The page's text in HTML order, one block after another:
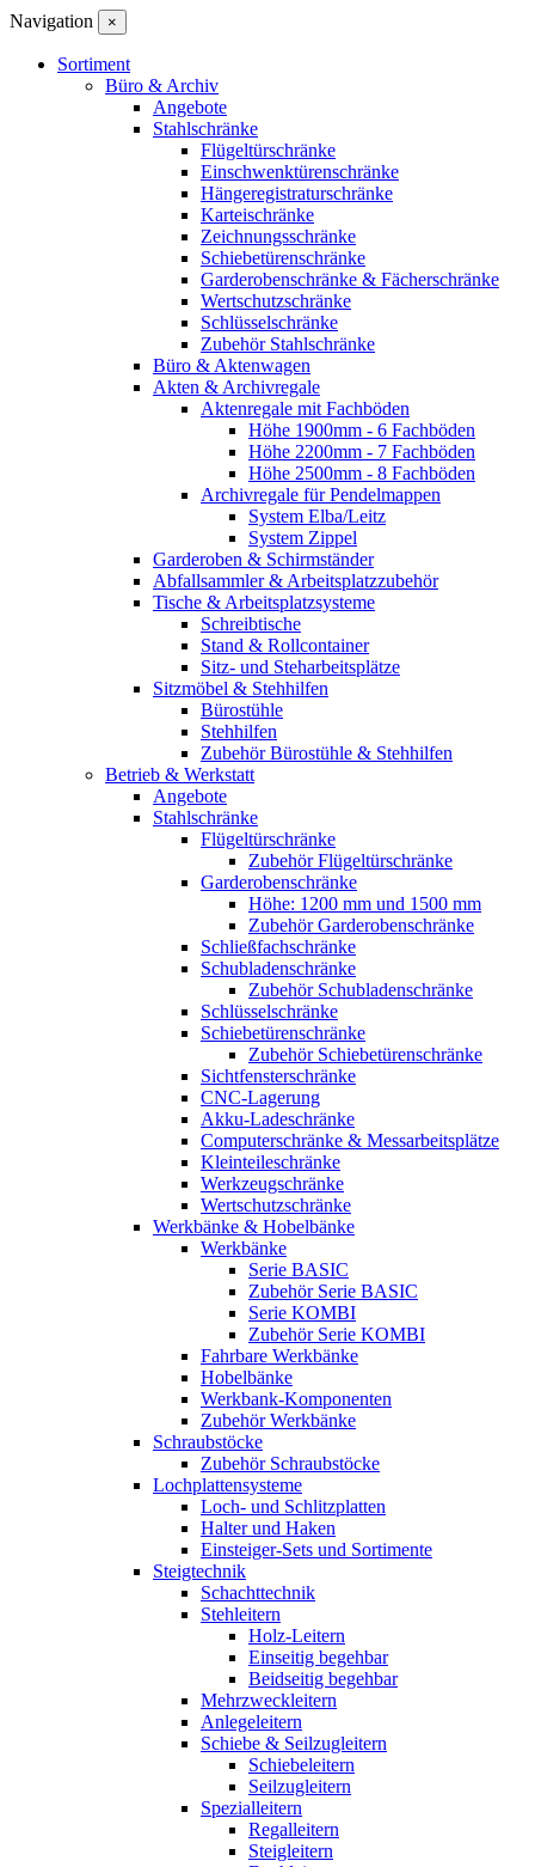
Navigation ×
Sortiment
Büro & Archiv
Angebote
Stahlschränke
Flügeltürschränke
Einschwenktürenschränke
Hängeregistraturschränke
Karteischränke
Zeichnungsschränke
Schiebetürenschränke
Garderobenschränke & Fächerschränke
Wertschutzschränke
Schlüsselschränke
Zubehör Stahlschränke
Büro & Aktenwagen
Akten & Archivregale
Aktenregale mit Fachböden
Höhe 1900mm - 6 Fachböden
Höhe 2200mm - 7 Fachböden
Höhe 2500mm - 8 Fachböden
Archivregale für Pendelmappen
System Elba/Leitz
System Zippel
Garderoben & Schirmständer
Abfallsammler & Arbeitsplatzzubehör
Tische & Arbeitsplatzsysteme
Schreibtische
Stand & Rollcontainer
Sitz- und Steharbeitsplätze
Sitzmöbel & Stehhilfen
Bürostühle
Stehhilfen
Zubehör Bürostühle & Stehhilfen
Betrieb & Werkstatt
Angebote
Stahlschränke
Flügeltürschränke
Zubehör Flügeltürschränke
Garderobenschränke
Höhe: 1200 mm und 1500 mm
Zubehör Garderobenschränke
Schließfachschränke
Schubladenschränke
Zubehör Schubladenschränke
Schlüsselschränke
Schiebetürenschränke
Zubehör Schiebetürenschränke
Sichtfensterschränke
CNC-Lagerung
Akku-Ladeschränke
Computerschränke & Messarbeitsplätze
Kleinteileschränke
Werkzeugschränke
Wertschutzschränke
Werkbänke & Hobelbänke
Werkbänke
Serie BASIC
Zubehör Serie BASIC
Serie KOMBI
Zubehör Serie KOMBI
Fahrbare Werkbänke
Hobelbänke
Werkbank-Komponenten
Zubehör Werkbänke
Schraubstöcke
Zubehör Schraubstöcke
Lochplattensysteme
Loch- und Schlitzplatten
Halter und Haken
Einsteiger-Sets und Sortimente
Steigtechnik
Schachttechnik
Stehleitern
Holz-Leitern
Einseitig begehbar
Beidseitig begehbar
Mehrzweckleitern
Anlegeleitern
Schiebe & Seilzugleitern
Schiebeleitern
Seilzugleitern
Spezialleitern
Regalleitern
Steigleitern